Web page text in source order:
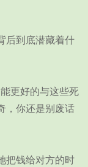
到底潜藏着什
更好的与这些死
，你还是别废话
钱给对方的时